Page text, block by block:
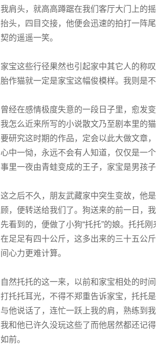
我肩头，就高高蹲踞在我们客厅大门上的
抬头，四目交接，他便会迅速的拍打一阵
契的遥遥一笑。
家宝这些行径果然也引起家中其它人的称
胎作猫就一定是家宝这幅俊模样。我则是
曾经在感情极度失意的一段日子里，愈发
我怎么近来所写的小说散文乃至剧本里的
要研究这时期的作品，定会以此大做文章
心中一恸，永远不会有人知道，仅仅是一
事里一夜由青蛙变成的王子，家宝是男孩
这之后不久，朋友武藏家中突生变故，他
顾，便转送给我们了。狗送来的前一日，
先看到的，便做了小狗“托托”的娘。托托
在足足有四十公斤，这多出来的三十五公
间心力更难计算。
自然托托的这一来，以前和家宝相处的时
打托托耳光，不得不郑重告诉家宝，托托
与他说话了，连忙一跃上我的肩，熟练到
我和他已许久没玩这些了而他居然都还记
如前。